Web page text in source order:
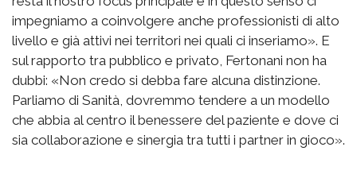
impegniamo a coinvolgere anche professionisti di alto
livello e già attivi nei territori nei quali ci inseriamo». E
sul rapporto tra pubblico e privato, Fertonani non ha
dubbi: «Non credo si debba fare alcuna distinzione.
Parliamo di Sanità, dovremmo tendere a un modello
che abbia al centro il benessere del paziente e dove ci
sia collaborazione e sinergia tra tutti i partner in gioco».